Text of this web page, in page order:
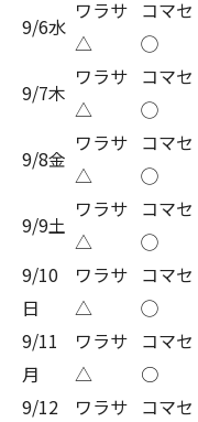
9/6水
ワラサ
△
コマセ
◯
9/7木
ワラサ
△
コマセ
◯
9/8金
ワラサ
△
コマセ
◯
9/9土
ワラサ
△
コマセ
◯
9/10
日
ワラサ
△
コマセ
◯
9/11
月
ワラサ
△
コマセ
○
9/12
ワラサ コマセ